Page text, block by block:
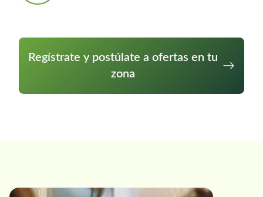
Regístrate y postúlate a ofertas en tu
zona